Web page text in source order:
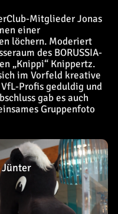
Mitglieder Jonas
einer
löchern. Moderiert
des BORUSSIA-
„Knippi“ Knippertz.
im Vorfeld kreative
Profis geduldig und
gab es auch
Gruppenfoto
Jünter